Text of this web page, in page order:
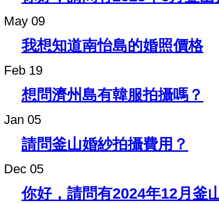
May 09
我想知道南怡島的婚照價格
Feb 19
想問濟州島有韓服拍攝嗎？
Jan 05
請問釜山婚紗拍攝費用？
Dec 05
你好，請問有2024年12月釜